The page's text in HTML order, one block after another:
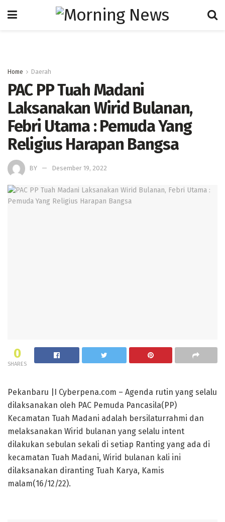
Home Daerah
PAC PP Tuah Madani
Laksanakan Wirid Bulanan,
Febri Utama : Pemuda Yang
Religius Harapan Bangsa
BY Desember 19, 2022
0
SHARES
Pekanbaru |I Cyberpena.com – Agenda rutin yang selalu
dilaksanakan oleh PAC Pemuda Pancasila(PP)
Kecamatan Tuah Madani adalah bersilaturrahmi dan
melaksanakan Wirid bulanan yang selalu intent
dilakukan sebulan sekali di setiap Ranting yang ada di
kecamatan Tuah Madani, Wirid bulanan kali ini
dilaksanakan diranting Tuah Karya, Kamis
malam(16/12/22).